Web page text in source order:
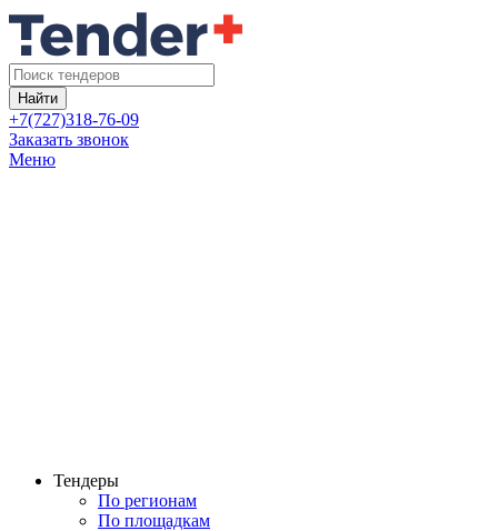
Найти
+7(727)318-76-09
Заказать звонок
Меню
Тендеры
По регионам
По площадкам